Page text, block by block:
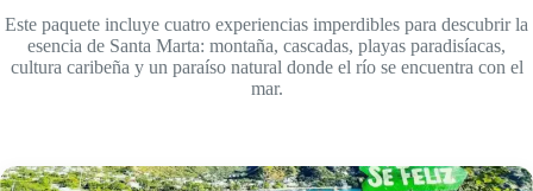
Este paquete incluye cuatro experiencias imperdibles para descubrir la
esencia de Santa Marta: montaña, cascadas, playas paradisíacas,
cultura caribeña y un paraíso natural donde el río se encuentra con el
mar.